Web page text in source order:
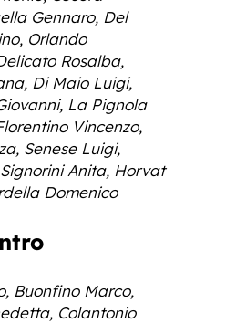
Gennaro, Del
Orlando
Rosalba,
Di Maio Luigi,
La Pignola
Vincenzo,
Senese Luigi,
Anita, Horvat
Domenico
Buonfino Marco,
Colantonio